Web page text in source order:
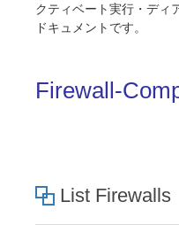
すべてのメニューを
サポート
すべてのメニューを
- ユーザー機能の管理
- 登録情報の管理
■ 基本構築ガイド
- マルチクラウド利用
定期メンテナンス
協業パートナー
脱炭素化
クティベート実行・ディ
ドキュメントです。
Firewall-
List Firewalls